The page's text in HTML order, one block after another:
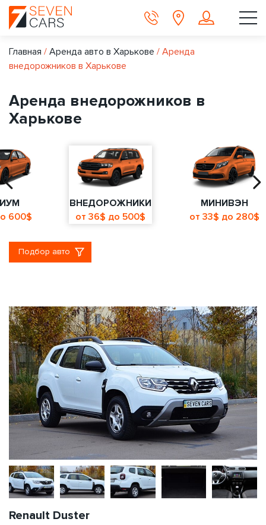
Главная / Аренда авто в Харькове / Аренда
внедорожников в Харькове
Аренда внедорожников в
Харькове
600$
ВНЕДОРОЖНИКИ
от 36$ до 500$
МИНИВЭН
от 33$ до 280$
Подбор авто
Renault Duster